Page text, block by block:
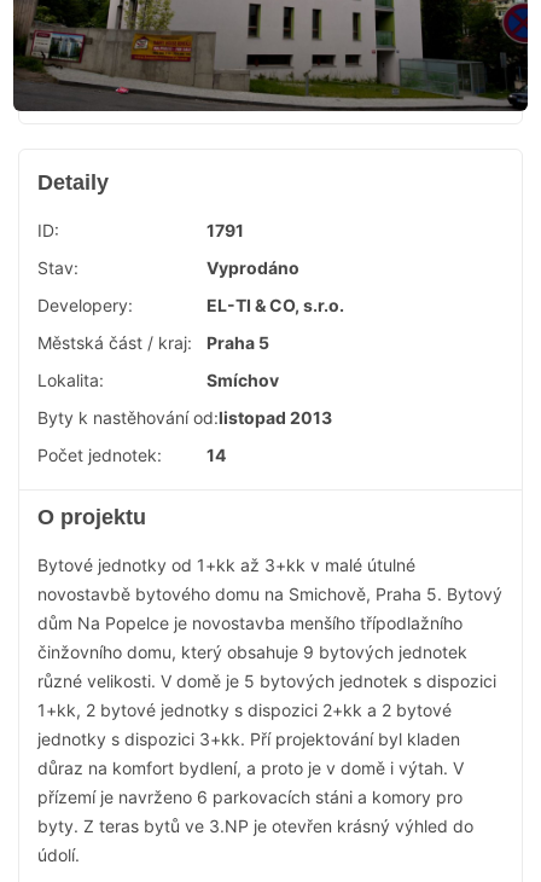
Detaily
ID:
1791
Stav:
Vyprodáno
Developery:
EL-TI & CO, s.r.o.
Městská část / kraj:
Praha 5
Lokalita:
Smíchov
Byty k nastěhování od:listopad 2013
Počet jednotek:
14
O projektu
Bytové jednotky od 1+kk až 3+kk v malé útulné
novostavbě bytového domu na Smichově, Praha 5. Bytový
dům Na Popelce je novostavba menšího třípodlažního
činžovního domu, který obsahuje 9 bytových jednotek
různé velikosti. V domě je 5 bytových jednotek s dispozici
1+kk, 2 bytové jednotky s dispozici 2+kk a 2 bytové
jednotky s dispozici 3+kk. Pří projektování byl kladen
důraz na komfort bydlení, a proto je v domě i výtah. V
přízemí je navrženo 6 parkovacích stáni a komory pro
byty. Z teras bytů ve 3.NP je otevřen krásný výhled do
údolí.